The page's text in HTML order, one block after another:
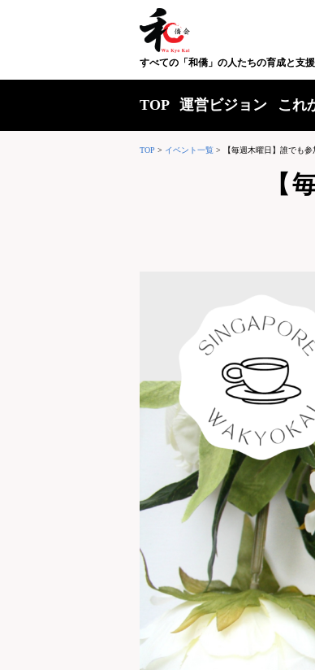
すべての「和僑」の人たちの育成と支
TOP 運営ビジョン これ
TOP > イベント一覧 > 【毎週木曜日】誰でも
【